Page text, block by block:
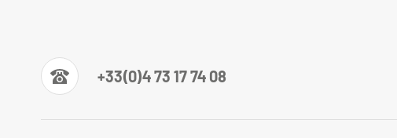
+33(0)4 73 17 74 08